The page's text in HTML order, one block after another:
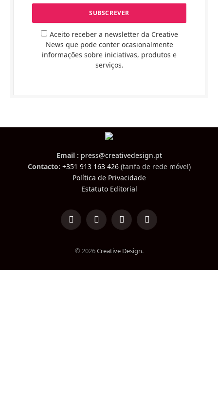
Aceito receber a newsletter da Creative
News que pode conter ocasionalmente
informações sobre iniciativas, produtos e
serviços.
Email : press@creativedesign.pt
Contacto: +351 913 163 426(tarifa de rede móvel)
Política de Privacidade
Estatuto Editorial
LinkedInFacebookInstagramTikTok
© 2026Creative Design.